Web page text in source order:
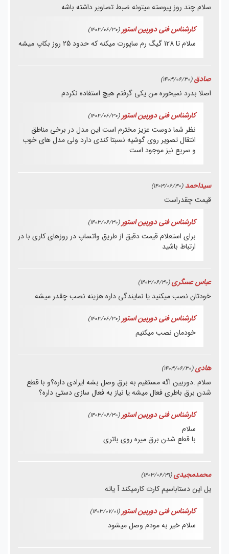
سلام چند روز پیوسته میتونه ضبط تصاویر داشته باشه
کارشناس فنی دوربین استور (1403/06/30)
سلام تا 128 گیگ رم ساپورت میکنه که حدود 25 روز بکاپ میشه
صادق (1403/06/30)
اصلا بدرد نمیخوره من یکی گرفتم هیچ استفاده نکردم
کارشناس فنی دوربین استور (1403/06/30)
نظر شما دوست عزیز مخترم است این مدل در برخی مناطق
انتقال تصویر روی گوشیه نسبتا کندی دارد ولی مدل های خوب
و سریع نیز موجود است
سیداحمد (1403/06/30)
قیمت چقدراست
کارشناس فنی دوربین استور (1403/06/30)
برای استعلام قیمت دقیق از طریق واتساپ در روزهای کاری با در
ارتباط باشید
عباس عسگری (1403/06/30)
خودتان نصب میکنید یا نمایندگی داره هزینه نصب چقدر میشه
کارشناس فنی دوربین استور (1403/06/30)
خودمان نصب میکنیم
هادی (1403/06/30)
سلام .دوربین اگه مستقیم به برق وصل بشه ایرادی داره؟و با قطع
شدن برق باطری فعال میشه یا نیاز به فعال سازی دستی داره؟
کارشناس فنی دوربین استور (1403/06/30)
سلام
با قطع شدن برق میره روی باتری
محمدمجیدی (1403/06/31)
یل این دستاباسیم کارت کارمیکند آ یاته
کارشناس فنی دوربین استور (1403/07/01)
سلام خیر به مودم وصل میشود